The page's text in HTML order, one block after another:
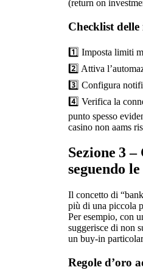
(return on
Checklist
1️⃣ Imposta limiti
2️⃣ Attiva
3️⃣ Configura
4️⃣ Verifica la
punto spesso
casino non aams
Sezione 3
seguendo
Il concetto di
più di una piccola
Per esempio, con
suggerisce di non
un buy‑in
Regole d’oro